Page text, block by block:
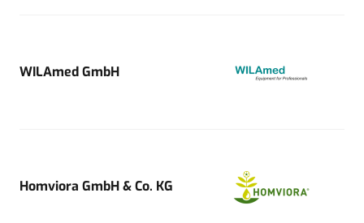
WILAmed GmbH
Homviora GmbH & Co. KG